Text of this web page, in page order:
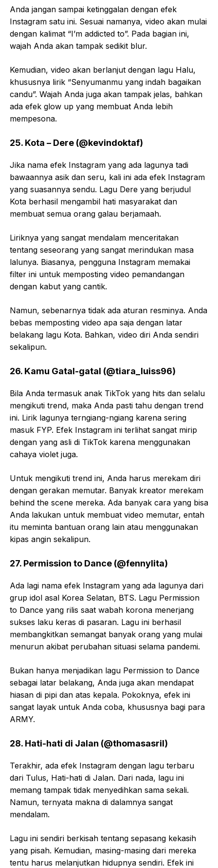
Anda jangan sampai ketinggalan dengan efek
Instagram satu ini. Sesuai namanya, video akan mulai
dengan kalimat “I’m addicted to”. Pada bagian ini,
wajah Anda akan tampak sedikit blur.
Kemudian, video akan berlanjut dengan lagu Halu,
khususnya lirik “Senyumanmu yang indah bagaikan
candu”. Wajah Anda juga akan tampak jelas, bahkan
ada efek glow up yang membuat Anda lebih
mempesona.
25. Kota – Dere (@kevindoktaf)
Jika nama efek Instagram yang ada lagunya tadi
bawaannya asik dan seru, kali ini ada efek Instagram
yang suasannya sendu. Lagu Dere yang berjudul
Kota berhasil mengambil hati masyarakat dan
membuat semua orang galau berjamaah.
Liriknya yang sangat mendalam menceritakan
tentang seseorang yang sangat merindukan masa
lalunya. Biasanya, pengguna Instagram memakai
filter ini untuk memposting video pemandangan
dengan kabut yang cantik.
Namun, sebenarnya tidak ada aturan resminya. Anda
bebas memposting video apa saja dengan latar
belakang lagu Kota. Bahkan, video diri Anda sendiri
sekalipun.
26. Kamu Gatal-gatal (@tiara_luiss96)
Bila Anda termasuk anak TikTok yang hits dan selalu
mengikuti trend, maka Anda pasti tahu dengan trend
ini. Lirik lagunya terngiang-ngiang karena sering
masuk FYP. Efek Instagram ini terlihat sangat mirip
dengan yang asli di TikTok karena menggunakan
cahaya violet juga.
Untuk mengikuti trend ini, Anda harus merekam diri
dengan gerakan memutar. Banyak kreator merekam
behind the scene mereka. Ada banyak cara yang bisa
Anda lakukan untuk membuat video memutar, entah
itu meminta bantuan orang lain atau menggunakan
kipas angin sekalipun.
27. Permission to Dance (@fennylita)
Ada lagi nama efek Instagram yang ada lagunya dari
grup idol asal Korea Selatan, BTS. Lagu Permission
to Dance yang rilis saat wabah korona menerjang
sukses laku keras di pasaran. Lagu ini berhasil
membangkitkan semangat banyak orang yang mulai
menurun akibat perubahan situasi selama pandemi.
Bukan hanya menjadikan lagu Permission to Dance
sebagai latar belakang, Anda juga akan mendapat
hiasan di pipi dan atas kepala. Pokoknya, efek ini
sangat layak untuk Anda coba, khususnya bagi para
ARMY.
28. Hati-hati di Jalan (@thomasasril)
Terakhir, ada efek Instagram dengan lagu terbaru
dari Tulus, Hati-hati di Jalan. Dari nada, lagu ini
memang tampak tidak menyedihkan sama sekali.
Namun, ternyata makna di dalamnya sangat
mendalam.
Lagu ini sendiri berkisah tentang sepasang kekasih
yang pisah. Kemudian, masing-masing dari mereka
tentu harus melanjutkan hidupnya sendiri. Efek ini